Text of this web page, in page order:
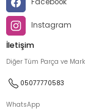
Instagram
İletişim
Diğer Tüm Parça ve
05077770583
WhatsApp